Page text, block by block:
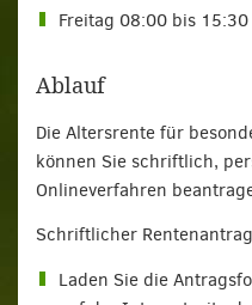
Freitag 08:00 bis
Ablauf
Die Altersrente für
können Sie schriftlich,
Onlineverfahren
Schriftlicher
Laden Sie die